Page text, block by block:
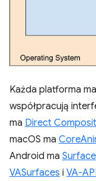
Każda platforma
współpracują
ma Direct
macOS ma
Android ma
VASurfaces i VA-API